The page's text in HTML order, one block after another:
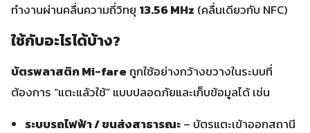
ทำงานผ่านคลื่นความถี่วิทยุ 13.56 MHz (คลื่นเดียวกับ NFC)
ใช้กับอะไรได้บ้าง?
บัตรพลาสติก Mi-fareถูกใช้อย่างกว้างขวางในระบบที่
ต้องการ “แตะแล้วใช้” แบบปลอดภัยและเก็บข้อมูลได้ เช่น
ระบบรถไฟฟ้า / ขนส่งสาธารณะ– บัตรแตะเข้าออกสถานี